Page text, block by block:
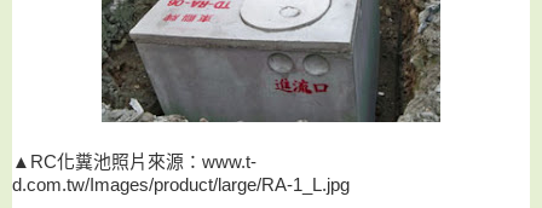
▲RC化糞池照片來源：www.t-
d.com.tw/Images/product/large/RA-1_L.jpg